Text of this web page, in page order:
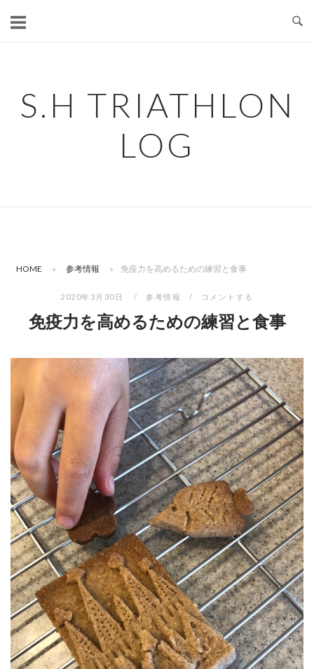
S.H TRIATHLON
LOG
HOME » 参考情報 » 免疫力を高めるための練習と食事
2020年3月30日 参考情報 コメントする
免疫力を高めるための練習と食事